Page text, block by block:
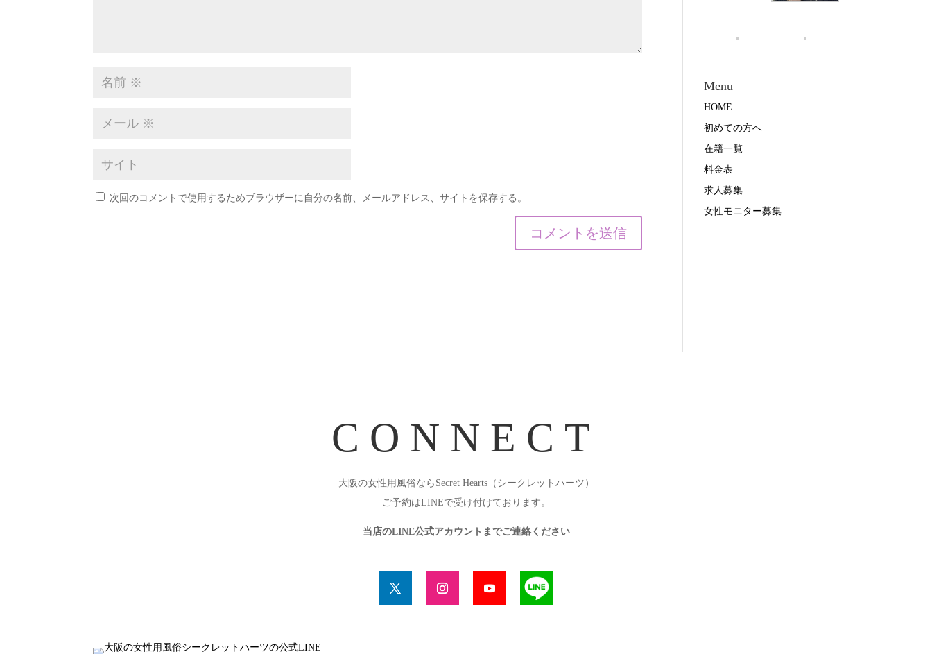
次回のコメントで使用するためブラウザーに自分の名前、メールアドレス、サイトを保存する。
Menu
HOME
初めての方へ
在籍一覧
料金表
求人募集
女性モニター募集
CONNECT
大阪の女性用風俗ならSecret Hearts（シークレットハーツ）
ご予約はLINEで受け付けております。
当店のLINE公式アカウントまでご連絡ください